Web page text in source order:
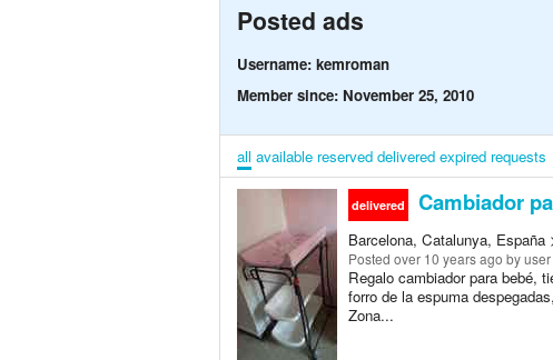
Posted ads
Username: kemroman
Member since: November 25, 2010
all available reserved delivered expired requests
delivered Cambiador
Barcelona, Catalunya, España
Posted over 10 years ago by
Regalo cambiador para bebé,
forro de la espuma
Zona...